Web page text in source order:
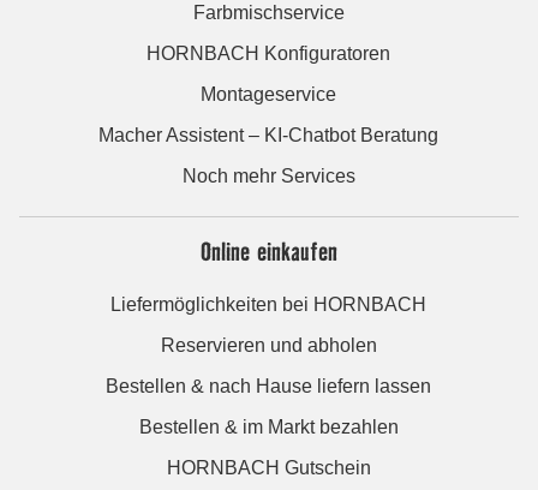
Farbmischservice
HORNBACH Konfiguratoren
Montageservice
Macher Assistent – KI-Chatbot Beratung
Noch mehr Services
Online einkaufen
Liefermöglichkeiten bei HORNBACH
Reservieren und abholen
Bestellen & nach Hause liefern lassen
Bestellen & im Markt bezahlen
HORNBACH Gutschein